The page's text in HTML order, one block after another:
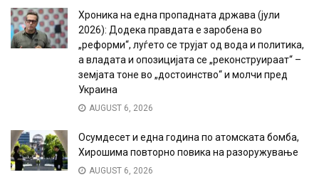
Хроника на една пропадната држава (јули
2026): Додека правдата е заробена во
„реформи“, луѓето се трујат од вода и политика,
а владата и опозицијата се „реконструираат“ –
земјата тоне во „достоинство“ и молчи пред
Украина
AUGUST 6, 2026
Осумдесет и една година по атомската бомба,
Хирошима повторно повика на разоружување
AUGUST 6, 2026